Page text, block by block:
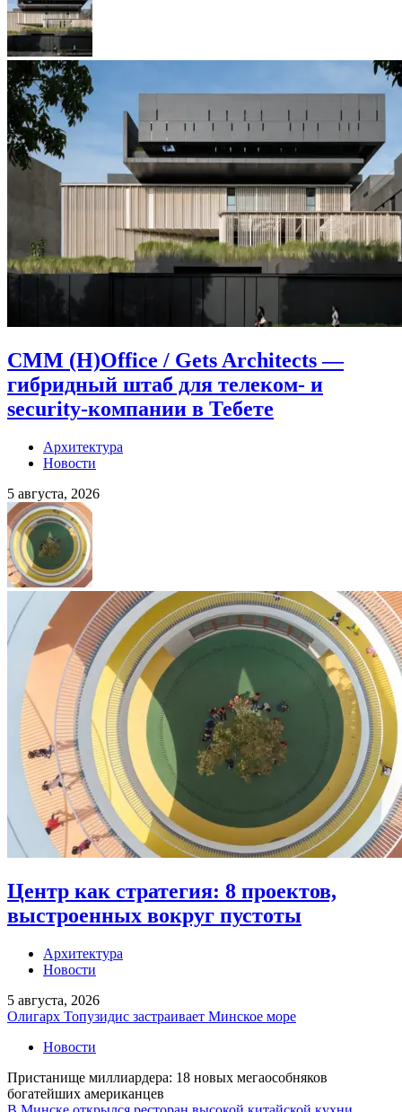
CMM (H)Office / Gets Architects —
гибридный штаб для телеком- и
security-компании в Тебете
Архитектура
Новости
5 августа, 2026
Центр как стратегия: 8 проектов,
выстроенных вокруг пустоты
Архитектура
Новости
5 августа, 2026
Олигарх Топузидис застраивает Минское море
Новости
Пристанище миллиардера: 18 новых мегаособняков
богатейших американцев